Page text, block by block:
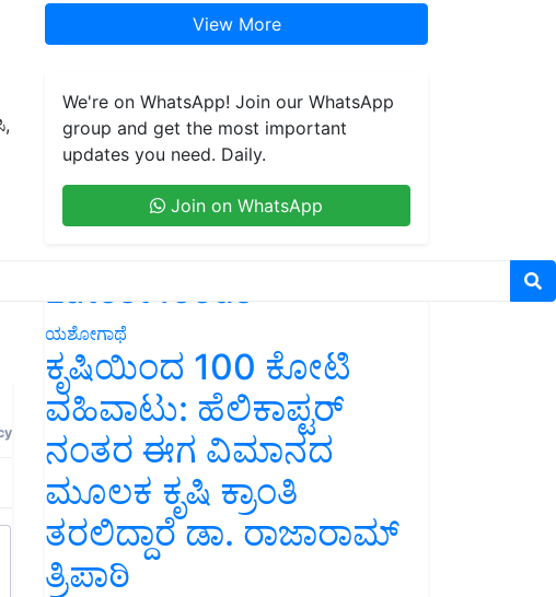
View More
We're on WhatsApp! Join our WhatsApp
group and get the most important
updates you need. Daily.
Join on WhatsApp
Latest feeds
ಯಶೋಗಾಥೆ
ಕೃಷಿಯಿಂದ 100 ಕೋಟಿ
ವಹಿವಾಟು: ಹೆಲಿಕಾಪ್ಟರ್
ನಂತರ ಈಗ ವಿಮಾನದ
ಮೂಲಕ ಕೃಷಿ ಕ್ರಾಂತಿ
ತರಲಿದ್ದಾರೆ ಡಾ. ರಾಜಾರಾಮ್
ತ್ರಿಪಾಠಿ